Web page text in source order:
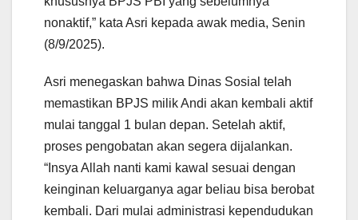
nonaktif,” kata Asri kepada awak media, Senin
(8/9/2025).
Asri menegaskan bahwa Dinas Sosial telah
memastikan BPJS milik Andi akan kembali aktif
mulai tanggal 1 bulan depan. Setelah aktif,
proses pengobatan akan segera dijalankan.
“Insya Allah nanti kami kawal sesuai dengan
keinginan keluarganya agar beliau bisa berobat
kembali. Dari mulai administrasi kependudukan